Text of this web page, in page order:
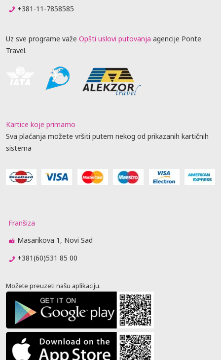
+381-11-7858585
Uz sve programe važe Opšti uslovi putovanja agencije Ponte
Travel.
Kartice koje primamo
Sva plaćanja možete vršiti putem nekog od prikazanih kartičnih
sistema
Franšiza
Masarikova 1, Novi Sad
+381(60)531 85 00
Možete preuzeti našu aplikaciju.